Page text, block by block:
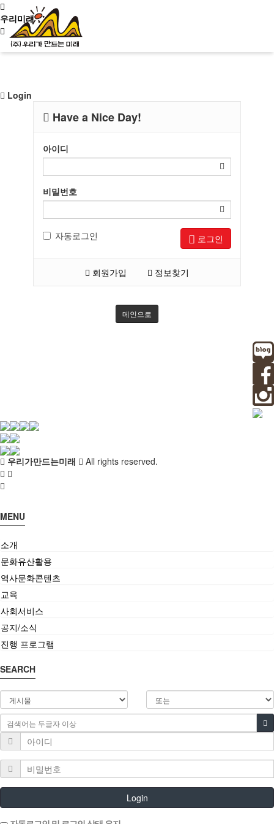
우리미래
역사문화콘텐츠
진행 프로그램
Login
Have a Nice Day!
아이디
비밀번호
자동로그인 로그인
회원가입 정보찾기
메인으로
우리가만드는미래 All rights reserved.
MENU
소개
문화유산활용
역사문화콘텐츠
교육
사회서비스
공지/소식
진행 프로그램
SEARCH
Login